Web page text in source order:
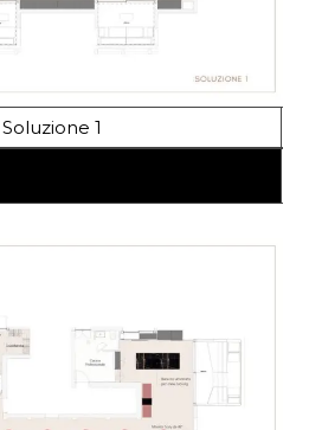
Soluzione 1